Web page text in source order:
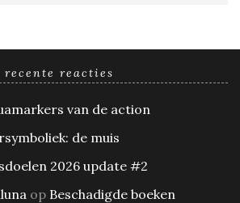
recente reacties
van de action
de muis
2026 update #2
op Beschadigde boeken